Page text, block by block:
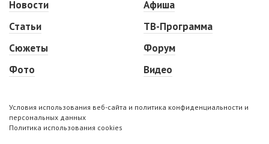
Новости
Статьи
Сюжеты
Фото
Афиша
ТВ-Программа
Форум
Видео
Условия использования веб-сайта и политика конфиденциальности и
персональных данных
Политика использования cookies